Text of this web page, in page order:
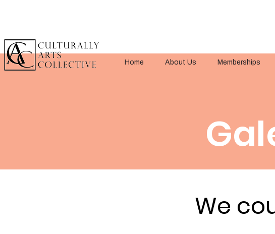
Home About Us Memberships
We